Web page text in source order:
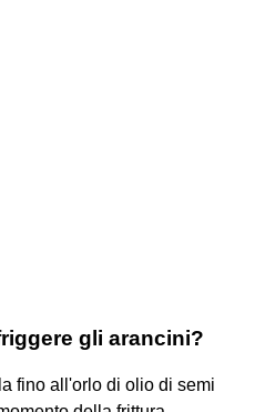
gli arancini?
fino all'orlo di olio di semi